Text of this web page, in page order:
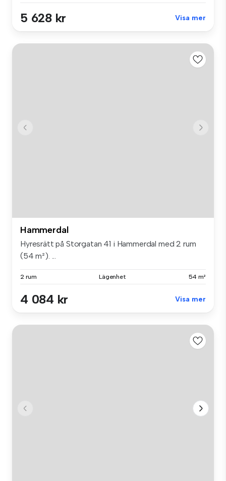
5 628 kr Visa mer
Hammerdal
Hyresrätt på Storgatan 41 i Hammerdal med 2 rum
(54 m²). ...
2 rum Lägenhet 54 m²
4 084 kr Visa mer